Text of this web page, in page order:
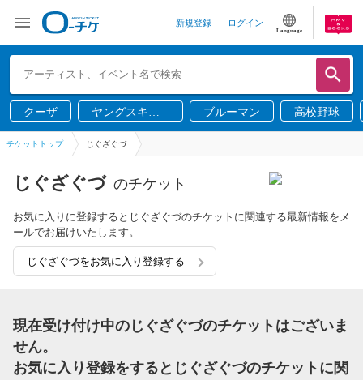
新規登録 ログイン
Language
クーザ
ヤングスキニ
ー
ブルーマン 高校野球
チケットトップ じぐざぐづ
じぐざぐづ のチケット
お気に入りに登録するとじぐざぐづのチケットに関連する最新情報をメ
ールでお届けいたします。
じぐざぐづをお気に入り登録する
現在受け付け中のじぐざぐづのチケットはございま
せん。
お気に入り登録をするとじぐざぐづのチケットに関